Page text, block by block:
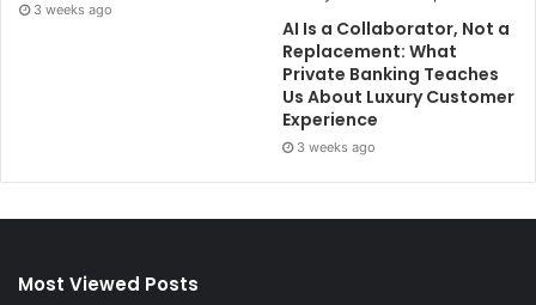
3 weeks ago
AI Is a Collaborator, Not a
Replacement: What
Private Banking Teaches
Us About Luxury Customer
Experience
3 weeks ago
Most Viewed Posts